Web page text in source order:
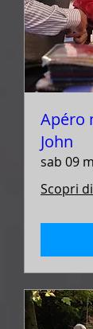
Apéro
John
sab 09
Scopri